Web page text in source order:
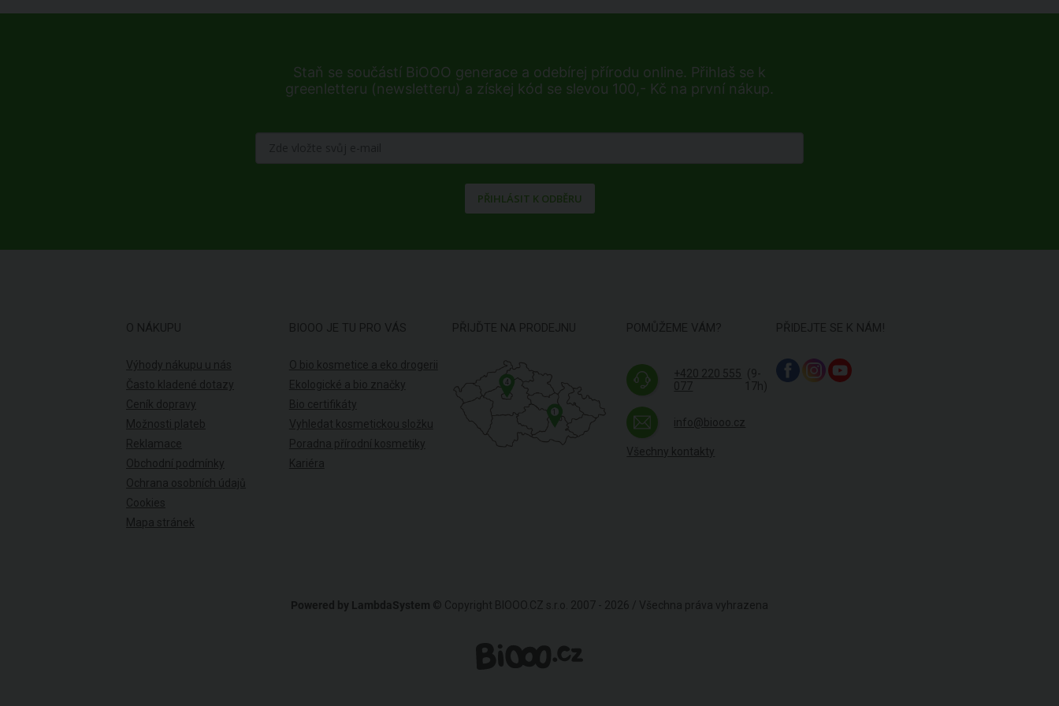
Staň se součástí BiOOO generace a odebírej přírodu online. Přihlaš se k
greenletteru (newsletteru) a získej kód se slevou 100,- Kč na první nákup.
PŘIHLÁSIT K ODBĚRU
O NÁKUPU
Výhody nákupu u nás
Často kladené dotazy
Ceník dopravy
Možnosti plateb
Reklamace
Obchodní podmínky
Ochrana osobních údajů
Cookies
Mapa stránek
BIOOO JE TU PRO VÁS
O bio kosmetice a eko drogerii
Ekologické a bio značky
Bio certifikáty
Vyhledat kosmetickou složku
Poradna přírodní kosmetiky
Kariéra
PŘIJĎTE NA PRODEJNU
4
POMŮŽEME VÁM?
+420 220 555
077
(9-
17h)
info@biooo.cz
Všechny kontakty
PŘIDEJTE SE K NÁM!
Powered by LambdaSystem © Copyright BIOOO.CZ s.r.o. 2007 - 2026 / Všechna práva vyhrazena